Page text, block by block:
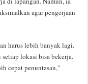
agar pengerjaan
harus lebih banyak lagi.
lokasi bisa bekerja.
cepat penuntasan,”